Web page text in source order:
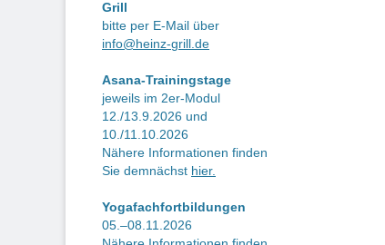
Grill
bitte per E-Mail über
info@heinz-grill.de
Asana-Trainingstage
jeweils im 2er-Modul
12./13.9.2026 und
10./11.10.2026
Nähere Informationen finden
Sie demnächst hier.
Yogafachfortbildungen
05.–08.11.2026